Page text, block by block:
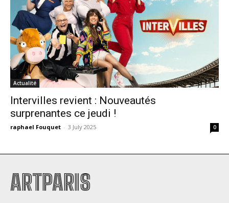
Actualité
Intervilles revient : Nouveautés
surprenantes ce jeudi !
raphael Fouquet - 3 July 2025 0
ARTPARIS